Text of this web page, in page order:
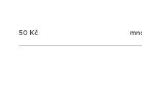
50 Kč